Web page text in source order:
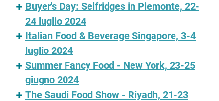
Buyer's Day: Selfridges in Piemonte, 22-
24 luglio 2024
Italian Food & Beverage Singapore, 3-4
luglio 2024
Summer Fancy Food - New York, 23-25
giugno 2024
The Saudi Food Show - Riyadh, 21-23